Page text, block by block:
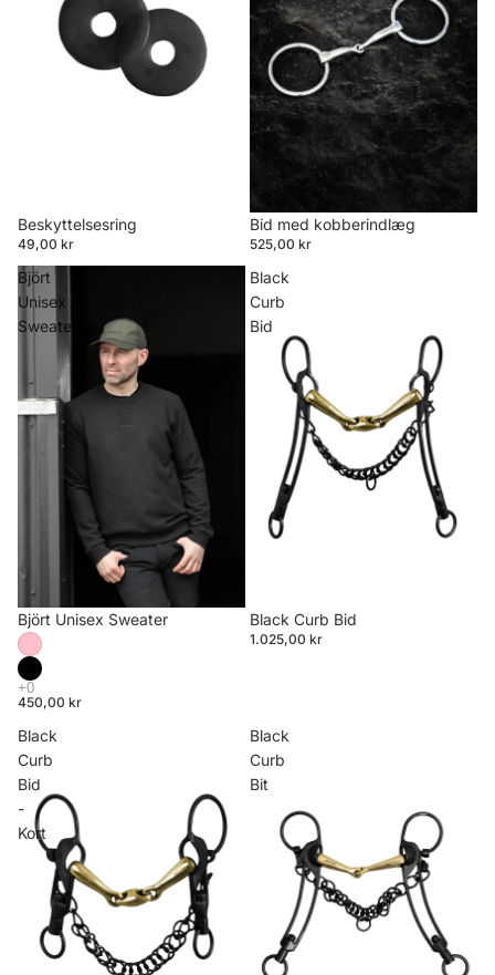
Beskyttelsesring
49,00 kr
Bid med kobberindlæg
525,00 kr
Björt
Unisex
Sweater
Björt Unisex Sweater
450,00 kr
Black
Curb
Bid
Black Curb Bid
1.025,00 kr
Black
Curb
Bid
-
Kort
Black
Curb
Bit